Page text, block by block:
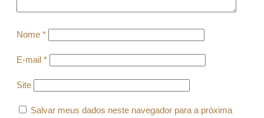
Nome *
E-mail *
Site
Salvar meus dados neste navegador para a próxima